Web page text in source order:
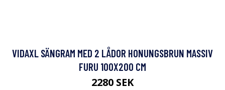
VIDAXL SÄNGRAM MED 2 LÅDOR HONUNGSBRUN MASSIV
FURU 100X200 CM
2280 SEK